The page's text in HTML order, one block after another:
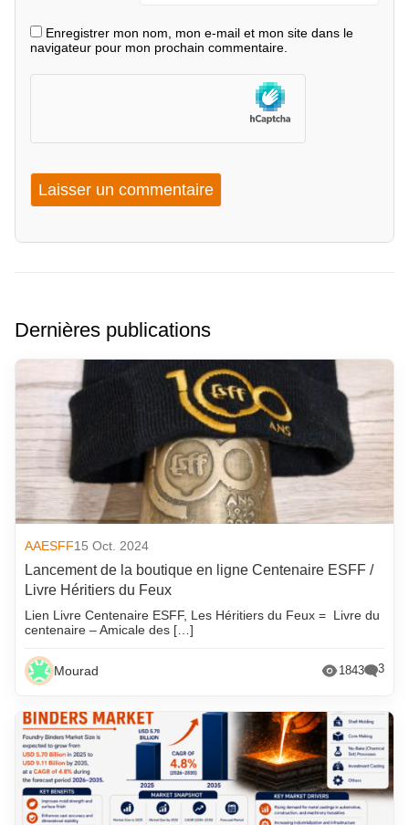
Enregistrer mon nom, mon e-mail et mon site dans le
navigateur pour mon prochain commentaire.
Dernières publications
AAESFF15 Oct. 2024
Lancement de la boutique en ligne Centenaire ESFF /
Livre Héritiers du Feux
Lien Livre Centenaire ESFF, Les Héritiers du Feux = Livre du
centenaire – Amicale des […]
Mourad 1843 3